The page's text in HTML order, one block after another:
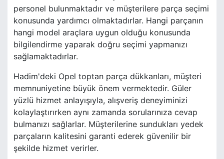
personel bulunmaktadır ve müşterilere parça seçimi
konusunda yardımcı olmaktadırlar. Hangi parçanın
hangi model araçlara uygun olduğu konusunda
bilgilendirme yaparak doğru seçimi yapmanızı
sağlamaktadırlar.
Hadim'deki Opel toptan parça dükkanları, müşteri
memnuniyetine büyük önem vermektedir. Güler
yüzlü hizmet anlayışıyla, alışveriş deneyiminizi
kolaylaştırırken aynı zamanda sorularınıza cevap
bulmanızı sağlarlar. Müşterilerine sundukları yedek
parçaların kalitesini garanti ederek güvenilir bir
şekilde hizmet verirler.